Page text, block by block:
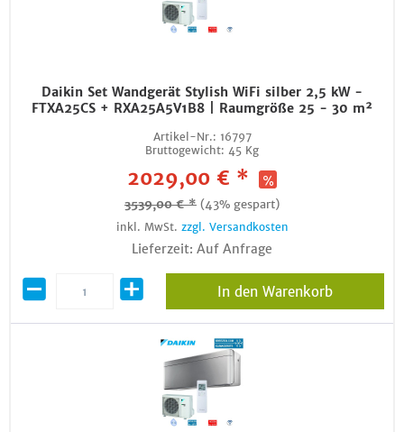
Daikin Set Wandgerät Stylish WiFi silber 2,5 kW -
FTXA25CS + RXA25A5V1B8 | Raumgröße 25 - 30 m²
Artikel-Nr.: 16797
Bruttogewicht: 45 Kg
2029,00 € *
3539,00 € * (43% gespart)
inkl. MwSt. zzgl. Versandkosten
Lieferzeit: Auf Anfrage
In den Warenkorb